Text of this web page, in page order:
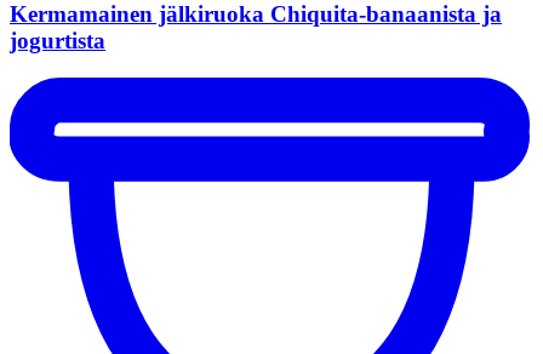
Kermamainen jälkiruoka Chiquita-banaanista ja
jogurtista